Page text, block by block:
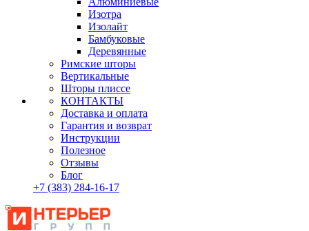
Изотра
Изолайт
Бамбуковые
Деревянные
Римские шторы
Вертикальные
Шторы плиссе
КОНТАКТЫ
Доставка и оплата
Гарантия и возврат
Инструкции
Полезное
Отзывы
Блог
+7 (383) 284-16-17